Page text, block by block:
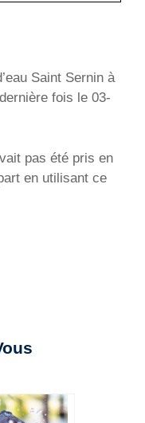
Saint Sernin à
fois le 03-
pas été pris en
en utilisant ce